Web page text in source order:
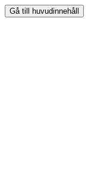
Gå till huvudinnehåll